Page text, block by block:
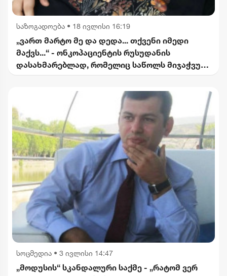
საზოგადოება • 18 ივლისი 16:19
„ვართ მარტო მე და დედა... თქვენი იმედი
მაქვს...“ - ონკოპაციენტის რუსუდანის
დასახმარებლად, რომელიც საწოლს მიჯაჭვულ
სოცმედია • 3 ივლისი 14:47
„მოდუსის“ სკანდალური საქმე - „რატომ ვერ